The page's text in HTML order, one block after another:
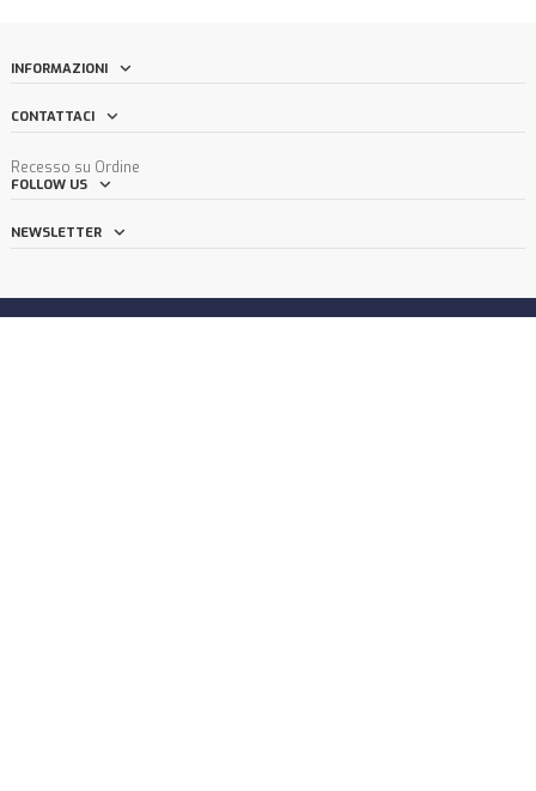
INFORMAZIONI
CONTATTACI
Recesso su Ordine
FOLLOW US
NEWSLETTER